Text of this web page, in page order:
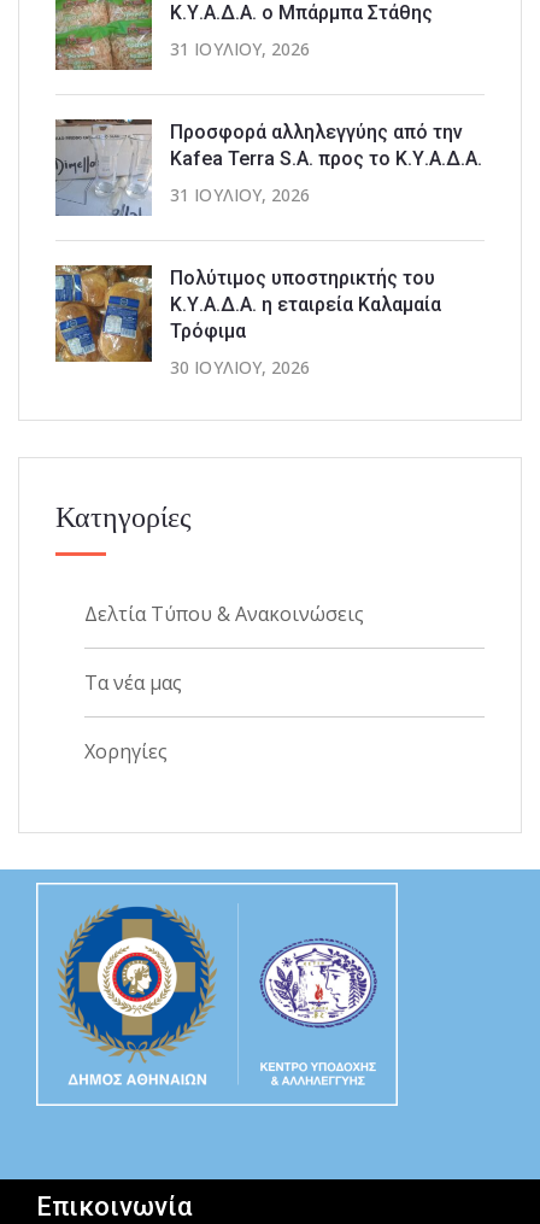
Κ.Υ.Α.Δ.Α. ο Μπάρμπα Στάθης
31 ΙΟΥΛΊΟΥ, 2026
Προσφορά αλληλεγγύης από την
Kafea Terra S.A. προς το Κ.Υ.Α.Δ.Α.
31 ΙΟΥΛΊΟΥ, 2026
Πολύτιμος υποστηρικτής του
Κ.Υ.Α.Δ.Α. η εταιρεία Καλαμαία
Τρόφιμα
30 ΙΟΥΛΊΟΥ, 2026
Κατηγορίες
Δελτία Τύπου & Ανακοινώσεις
Τα νέα μας
Χορηγίες
Επικοινωνία